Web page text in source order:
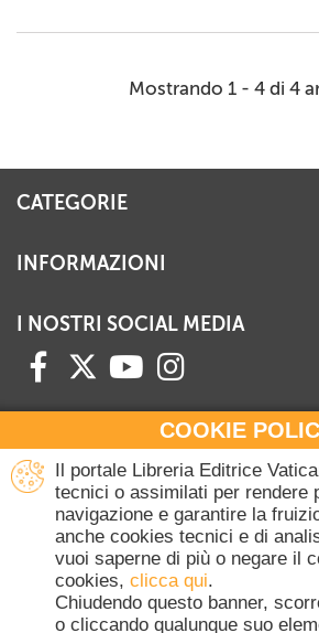
Mostrando 1 - 4 di 4
COOKIE
Il portale Libreria Editrice
tecnici o assimilati per rendere
navigazione e garantire la
anche cookies tecnici e di
vuoi saperne di più o negare il
cookies, clicca qui.
Chiudendo questo banner,
o cliccando qualunque suo
CATEGORIE
INFORMAZIONI
I NOSTRI SOCIAL MEDIA
HAI BISOGNO DI
Contattaci
+39 06 698
Lunedì-Giovedì 8-
Venerdì 8-14
(Escluse festività